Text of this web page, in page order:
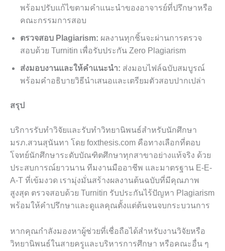
พร้อมปรับแก้ไขตามคำแนะนำของอาจารย์ที่ปรึกษาหรือ
คณะกรรมการสอบ
ตรวจสอบ Plagiarism: ผลงานทุกชิ้นจะผ่านการตรวจ
สอบด้วย Turnitin เพื่อรับประกัน Zero Plagiarism
ส่งมอบงานและให้คำแนะนำ: ส่งมอบไฟล์ฉบับสมบูรณ์
พร้อมคำอธิบายวิธีนำเสนอและเตรียมตัวสอบปากเปล่า
สรุป
บริการรับทำวิจัยและรับทำวิทยานิพนธ์สำหรับนักศึกษา
มรภ.สวนสุนันทา โดย foxthesis.com คือทางเลือกที่ตอบ
โจทย์นักศึกษาระดับบัณฑิตศึกษาทุกสาขาอย่างแท้จริง ด้วย
ประสบการณ์ยาวนาน ทีมงานมืออาชีพ และมาตรฐาน E-E-
A-T ที่เข้มงวด เรามุ่งมั่นสร้างผลงานต้นฉบับที่มีคุณภาพ
สูงสุด ตรวจสอบด้วย Turnitin รับประกันไร้ปัญหา Plagiarism
พร้อมให้คำปรึกษาและดูแลคุณตั้งแต่ต้นจนจบกระบวนการ
หากคุณกำลังมองหาผู้ช่วยที่เชื่อถือได้สำหรับงานวิจัยหรือ
วิทยานิพนธ์ในสายครูและบริหารการศึกษา หรือคณะอื่น ๆ